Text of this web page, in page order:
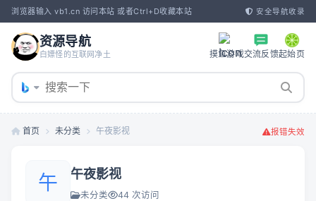
浏览器输入 vb1.cn 访问本站 或者Ctrl+D收藏本站 安全导航收录
资源导航
白嫖怪的互联网净土 摸鱼游戏交流反馈起始页
首页 未分类 午夜影视 报错失效
午 午夜影视
未分类 44 次访问